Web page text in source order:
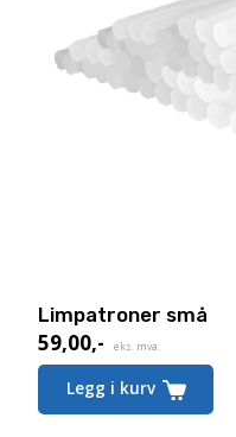
Limpatroner små
59,00,- eks. mva.
Legg i kurv